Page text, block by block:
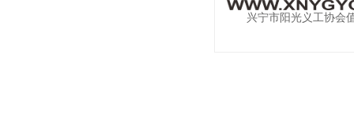
兴宁市阳光义工协会